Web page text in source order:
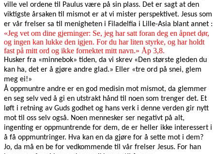
ville vel ordene til Paulus være på sin plass. Det er sagt at den
viktigste årsaken til mismot er at vi mister perspektivet. Jesus som
er vår frelser sa til menigheten i Filadelfia i Lille-Asia blant annet :
«Jeg vet om dine gjerninger: Se, jeg har satt foran deg en åpnet dør,
og ingen kan lukke den igjen. For du har liten styrke, og har holdt
fast på mitt ord og ikke fornektet mitt navn.» Åp 3,8.
Husker fra «minnebok» tiden, da vi skrev «Den største gleden du
kan ha, det er å gjøre andre glad.» Eller «tre ord på snei, glem
meg ei!»
Å oppmuntre andre er en god medisin mot mismot, da glemmer
en seg selv ved å gi en utstrakt hånd til noen som trenger det. Et
løft i retning av Guds godhet og hans verk i denne verden gir nytt
mot til oss selv også. Noen mennesker ser negativt på alt,
ingenting er oppmuntrende for dem, de er heller ikke interessert i
å få oppmuntringer. Hva kan en da gjøre for å sette mot i dem?
Jo, da må en be for vedkommende til vår frelser Jesus. For han